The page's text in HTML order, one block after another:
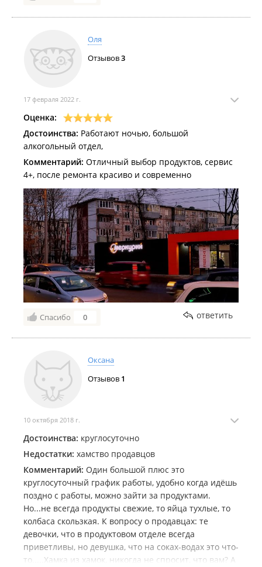
Оля
Отзывов3
17 февраля 2022 г.
Оценка:
Достоинства: Работают ночью, большой
алкогольный отдел,
Комментарий: Отличный выбор продуктов, сервис
4+, после ремонта красиво и современно
Спасибо 0 ответить
Оксана
Отзывов 1
10 октября 2018 г.
Достоинства: круглосуточно
Недостатки: хамство продавцов
Комментарий: Один большой плюс это
круглосуточный график работы, удобно когда идёшь
поздно с работы, можно зайти за продуктами.
Но...не всегда продукты свежие, то яйца тухлые, то
колбаса скользкая. К вопросу о продавцах: те
девочки, что в продуктовом отделе всегда
приветливы, но девушка, что на соках-водах это что-
то.....Хамка из хамок, никогда не спросит, что вам? А